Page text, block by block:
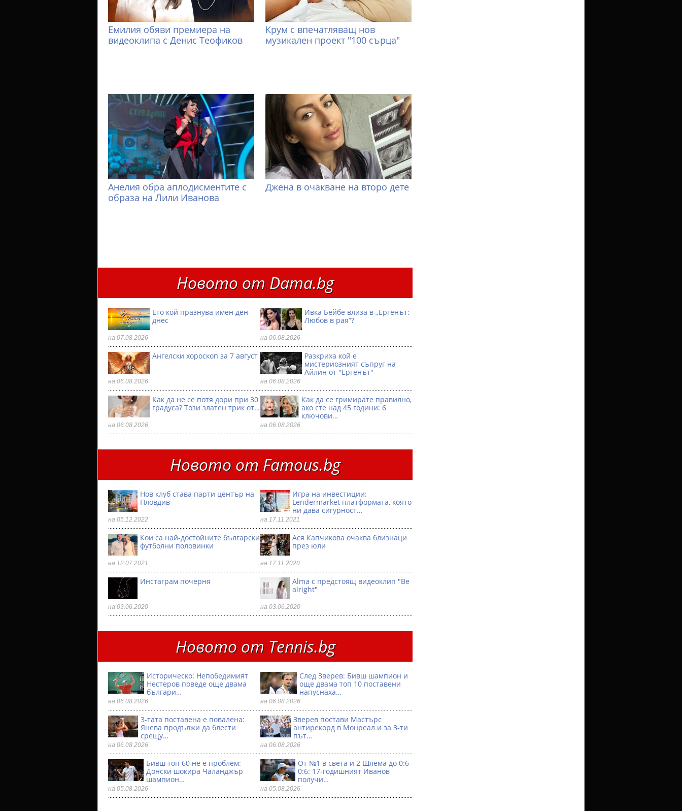
Емилия обяви премиера на
видеоклипа с Денис Теофиков
Крум с впечатляващ нов
музикален проект "100 сърца"
Анелия обра аплодисментите с
образа на Лили Иванова
Джена в очакване на второ дете
Новото от Dama.bg
Ето кой празнува имен ден
днес
на 07.08.2026
Ивка Бейбе влиза в „Ергенът:
Любов в рая“?
на 06.08.2026
Ангелски хороскоп за 7 август
на 06.08.2026
Разкриха кой е
мистериозният съпруг на
Айлин от "Ергенът"
на 06.08.2026
Как да не се потя дори при 30
градуса? Този златен трик от…
на 06.08.2026
Как да се гримирате правилно,
ако сте над 45 години: 6
ключови…
на 06.08.2026
Новото от Famous.bg
Нов клуб става парти център на
Пловдив
на 05.12.2022
Игра на инвестиции:
Lendermarket платформата, която
ни дава сигурност…
на 17.11.2021
Кои са най-достойните български
футболни половинки
на 12.07.2021
Ася Капчикова очаква близнаци
през юли
на 17.11.2020
Инстаграм почерня
на 03.06.2020
Alma с предстоящ видеоклип "Be
alright"
на 03.06.2020
Новото от Тennis.bg
Историческо: Непобедимият
Нестеров поведе още двама
българи…
на 06.08.2026
След Зверев: Бивш шампион и
още двама топ 10 поставени
напуснаха…
на 06.08.2026
3-тата поставена е повалена:
Янева продължи да блести
срещу…
на 06.08.2026
Зверев постави Мастърс
антирекорд в Монреал и за 3-ти
път…
на 06.08.2026
Бивш топ 60 не е проблем:
Донски шокира Чаланджър
шампион…
на 05.08.2026
От №1 в света и 2 Шлема до 0:6
0:6: 17-годишният Иванов
получи…
на 05.08.2026